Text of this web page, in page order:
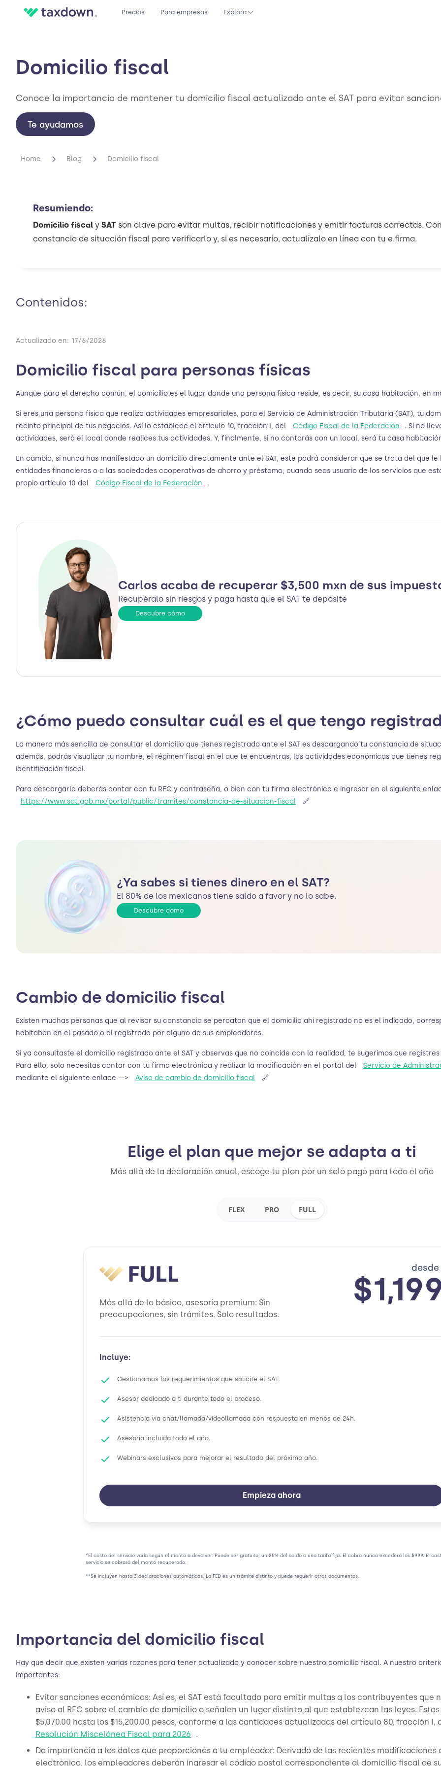
Precios Para empresas Explora
Domicilio fiscal
Conoce la importancia de mantener tu domicilio fiscal actualizado ante el SAT para evitar
Te ayudamos
Home Blog Domicilio fiscal
Resumiendo:
Domicilio fiscal y SAT son clave para evitar multas, recibir notificaciones y emitir facturas correctas.
constancia de situación fiscal para verificarlo y, si es necesario, actualízalo en línea con tu e.firma.
Contenidos:
Actualizado en: 17/6/2026
Domicilio fiscal para personas físicas
Aunque para el derecho común, el domicilio es el lugar donde una persona física reside, es decir, su casa habitación, en
Si eres una persona física que realiza actividades empresariales, para el Servicio de Administración Tributaria (SAT), tu
recinto principal de tus negocios. Así lo establece el artículo 10, fracción I, del
Código Fiscal de la Federación
. Si no
actividades, será el local donde realices tus actividades. Y, finalmente, si no contarás con un local, será tu casa
En cambio, si nunca has manifestado un domicilio directamente ante el SAT, este podrá considerar que se trata del que
entidades financieras o a las sociedades cooperativas de ahorro y préstamo, cuando seas usuario de los servicios que
propio artículo 10 del
Código Fiscal de la Federación .
Carlos acaba de recuperar $3,500 mxn de sus
Recupéralo sin riesgos y paga hasta que el SAT te deposite
Descubre cómo
¿Cómo puedo consultar cuál es el que tengo
La manera más sencilla de consultar el domicilio que tienes registrado ante el SAT es descargando tu constancia de
además, podrás visualizar tu nombre, el régimen fiscal en el que te encuentras, las actividades económicas que tienes
identificación fiscal.
Para descargarla deberás contar con tu RFC y contraseña, o bien con tu firma electrónica e ingresar en el siguiente
https://www.sat.gob.mx/portal/public/tramites/constancia-de-situacion-fiscal
🔗
¿Ya sabes si tienes dinero en el SAT?
El 80% de los mexicanos tiene saldo a favor y no lo sabe.
Descubre cómo
Cambio de domicilio fiscal
Existen muchas personas que al revisar su constancia se percatan que el domicilio ahí registrado no es el indicado,
habitaban en el pasado o al registrado por alguno de sus empleadores.
Si ya consultaste el domicilio registrado ante el SAT y observas que no coincide con la realidad, te sugerimos que
Para ello, solo necesitas contar con tu firma electrónica y realizar la modificación en el portal del
Servicio de
mediante el siguiente enlace —>
Aviso de cambio de domicilio fiscal 🔗
Elige el plan que mejor se adapta a ti
Más allá de la declaración anual, escoge tu plan por un solo pago para todo el año
FLEX PRO FULL
Más allá de lo básico, asesoría premium: Sin
preocupaciones, sin trámites. Solo resultados.
desde
Incluye:
Gestionamos los requerimientos que solicite el SAT.
Asesor dedicado a ti durante todo el proceso.
Asistencia vía chat/llamada/videollamada con respuesta en menos de 24h.
Asesoría incluida todo el año.
Webinars exclusivos para mejorar el resultado del próximo año.
Empieza ahora
*El costo del servicio varía según el monto a devolver. Puede ser gratuito, un 25% del saldo o una tarifa fija. El cobro nunca excederá los $999. El
servicio se cobrará del monto recuperado.
**Se incluyen hasta 3 declaraciones automáticas. La FED es un trámite distinto y puede requerir otros documentos.
Importancia del domicilio fiscal
Hay que decir que existen varias razones para tener actualizado y conocer sobre nuestro domicilio fiscal. A nuestro
importantes:
Evitar sanciones económicas: Así es, el SAT está facultado para emitir multas a los contribuyentes que
aviso al RFC sobre el cambio de domicilio o señalen un lugar distinto al que establezcan las leyes.
$5,070.00 hasta los $15,200.00 pesos, conforme a las cantidades actualizadas del artículo 80, fracción I,
Resolución Miscelánea Fiscal para 2026
.
Da importancia a los datos que proporcionas a tu empleador: Derivado de las recientes modificaciones
electrónica, los empleadores deberán ingresar el código postal correspondiente al domicilio fiscal de